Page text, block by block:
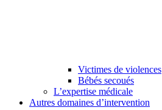
Victimes de violences
Bébés secoués
L’expertise médicale
Autres domaines d’intervention